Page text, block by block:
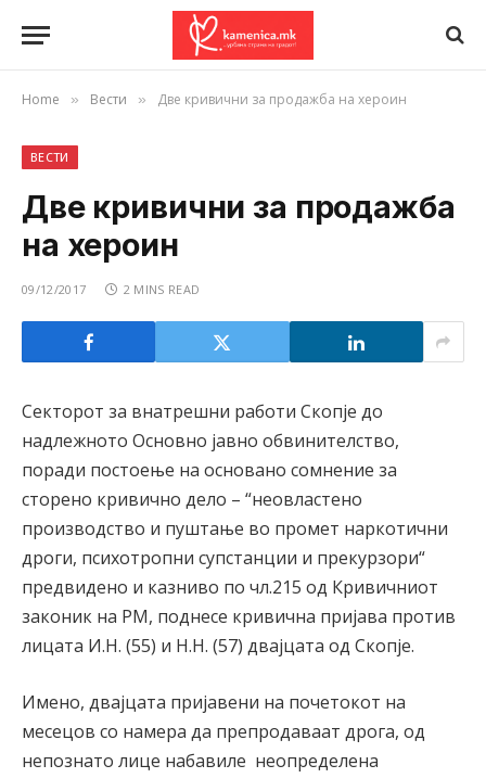
Home » Вести » Две кривични за продажба на хероин
ВЕСТИ
Две кривични за продажба
на хероин
09/12/2017 2 MINS READ
Секторот за внатрешни работи Скопје до
надлежното Основно јавно обвинителство,
поради постоење на основано сомнение за
сторено кривично дело – “неовластено
производство и пуштање во промет наркотични
дроги, психотропни супстанции и прекурзори“
предвидено и казниво по чл.215 од Кривичниот
законик на РМ, поднесе кривична пријава против
лицата И.Н. (55) и Н.Н. (57) двајцата од Скопје.
Имено, двајцата пријавени на почетокот на
месецов со намера да препродаваат дрога, од
непознато лице набавиле неопределена